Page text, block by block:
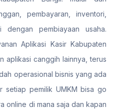
pembayaran, inventori,
dengan pembiayaan usaha.
Aplikasi Kasir Kabupaten
aplikasi canggih lainnya, terus
operasional bisnis yang ada
setiap pemilik UMKM bisa go
online di mana saja dan kapan